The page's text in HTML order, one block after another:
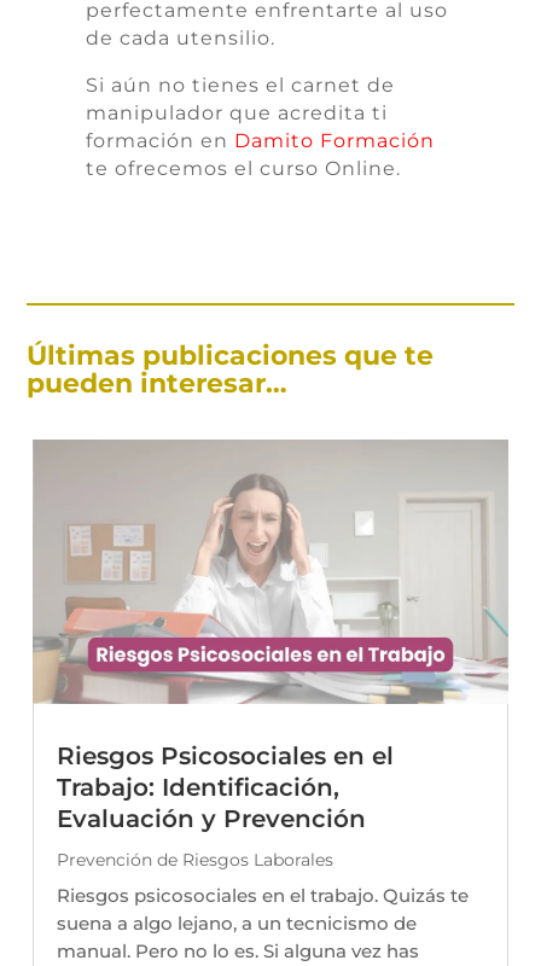
perfectamente enfrentarte al uso
de cada utensilio.
Si aún no tienes el carnet de
manipulador que acredita ti
formación en Damito Formación
te ofrecemos el curso Online.
Últimas publicaciones que te
pueden interesar…
Riesgos Psicosociales en el
Trabajo: Identificación,
Evaluación y Prevención
Prevención de Riesgos Laborales
Riesgos psicosociales en el trabajo. Quizás te
suena a algo lejano, a un tecnicismo de
manual. Pero no lo es. Si alguna vez has